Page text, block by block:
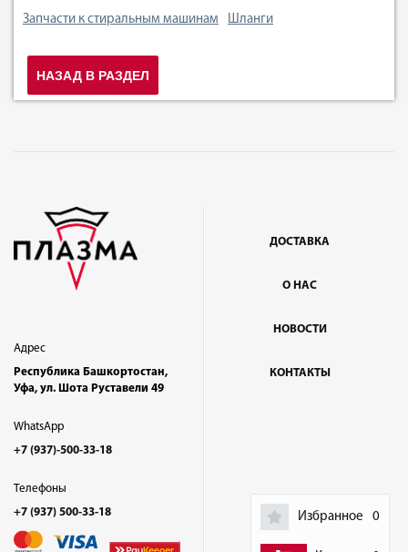
Избранное 0
Запчасти к стиральным машинам Шланги
НАЗАД В РАЗДЕЛ
Адрес
Республика Башкортостан,
Уфа, ул. Шота Руставели 49
WhatsApp
+7 (937)-500-33-18
Телефоны
+7 (937) 500-33-18
ДОСТАВКА
О НАС
НОВОСТИ
КОНТАКТЫ